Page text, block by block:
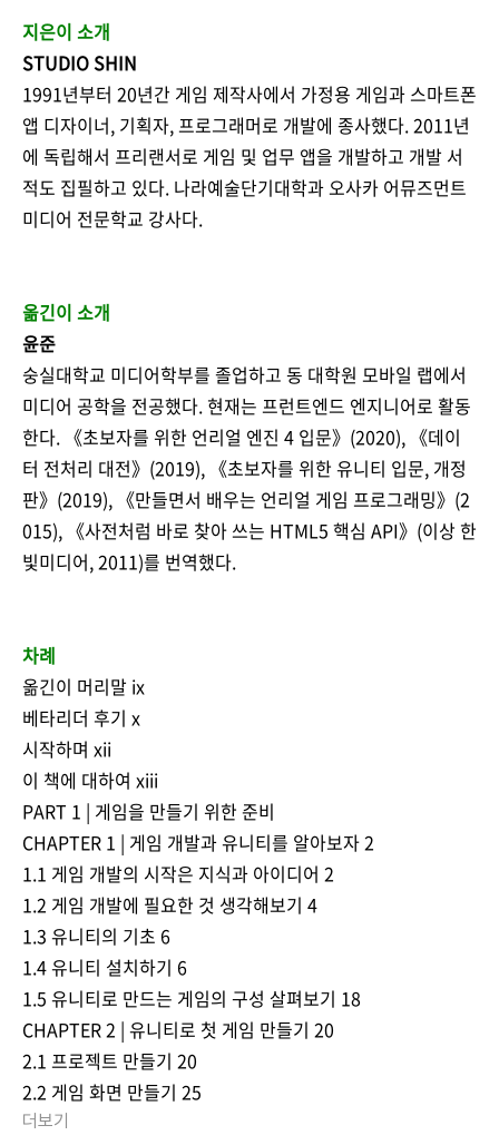
지은이 소개
STUDIO SHIN
1991년부터 20년간 게임 제작사에서 가정용 게임과 스마트폰
앱 디자이너, 기획자, 프로그래머로 개발에 종사했다. 2011년
에 독립해서 프리랜서로 게임 및 업무 앱을 개발하고 개발 서
적도 집필하고 있다. 나라예술단기대학과 오사카 어뮤즈먼트
미디어 전문학교 강사다.
옮긴이 소개
윤준
숭실대학교 미디어학부를 졸업하고 동 대학원 모바일 랩에서
미디어 공학을 전공했다. 현재는 프런트엔드 엔지니어로 활동
한다. 《초보자를 위한 언리얼 엔진 4 입문》(2020), 《데이
터 전처리 대전》(2019), 《초보자를 위한 유니티 입문, 개정
판》(2019), 《만들면서 배우는 언리얼 게임 프로그래밍》(2
015), 《사전처럼 바로 찾아 쓰는 HTML5 핵심 API》(이상 한
빛미디어, 2011)를 번역했다.
차례
옮긴이 머리말 ix
베타리더 후기 x
시작하며 xii
이 책에 대하여 xiii
PART 1 | 게임을 만들기 위한 준비
CHAPTER 1 | 게임 개발과 유니티를 알아보자 2
1.1 게임 개발의 시작은 지식과 아이디어 2
1.2 게임 개발에 필요한 것 생각해보기 4
1.3 유니티의 기초 6
1.4 유니티 설치하기 6
1.5 유니티로 만드는 게임의 구성 살펴보기 18
CHAPTER 2 | 유니티로 첫 게임 만들기 20
2.1 프로젝트 만들기 20
2.2 게임 화면 만들기 25
더보기